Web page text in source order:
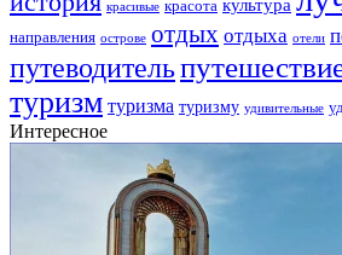
красивые красота культура
направления острове отдых отдыха отели
путеводитель
туризм туризма туризму удивительные
Интересное